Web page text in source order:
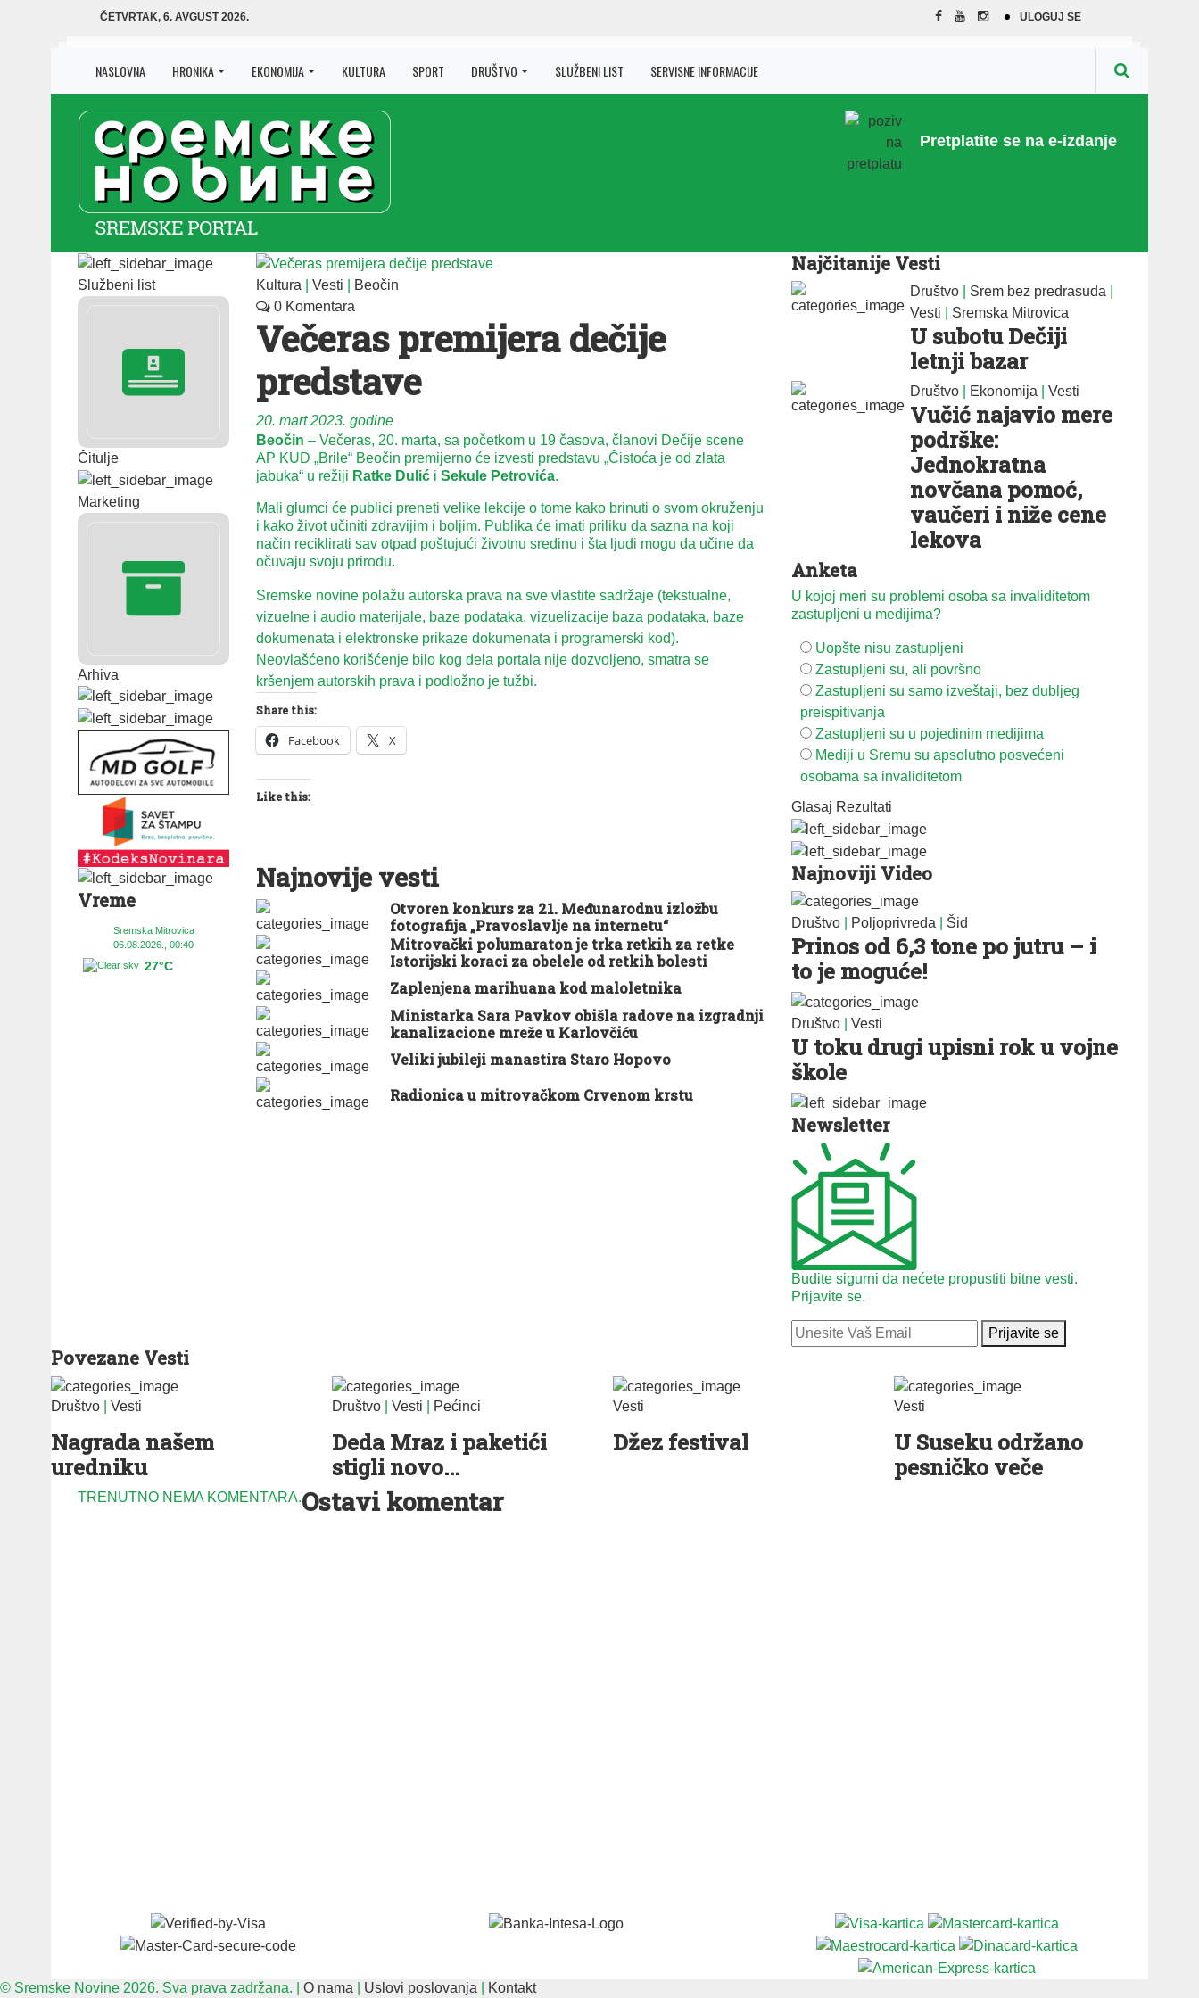
ČETVRTAK, 6. AVGUST 2026. ULOGUJ SE
NASLOVNA HRONIKA EKONOMIJA KULTURA SPORT DRUŠTVO SLUŽBENI LIST SERVISNE INFORMACIJE
Pretplatite se na e-izdanje
Službeni list
Čitulje
Marketing
Arhiva
Vreme
Sremska Mitrovica
06.08.2026., 00:40
27°C
Kultura Vesti
Beočin
0 Komentara
Večeras premijera dečije
predstave
20. mart 2023. godine
Beočin – Večeras, 20. marta, sa početkom u 19 časova, članovi Dečije scene
AP KUD „Brile“ Beočin premijerno će izvesti predstavu „Čistoća je od zlata
jabuka“ u režiji Ratke Dulić i Sekule Petrovića.
Mali glumci će publici preneti velike lekcije o tome kako brinuti o svom okruženju
i kako život učiniti zdravijim i boljim. Publika će imati priliku da sazna na koji
način reciklirati sav otpad poštujući životnu sredinu i šta ljudi mogu da učine da
očuvaju svoju prirodu.
Sremske novine polažu autorska prava na sve vlastite sadržaje (tekstualne,
vizuelne i audio materijale, baze podataka, vizuelizacije baza podataka, baze
dokumenata i elektronske prikaze dokumenata i programerski kod).
Neovlašćeno korišćenje bilo kog dela portala nije dozvoljeno, smatra se
kršenjem autorskih prava i podložno je tužbi.
Share this:
Facebook X
Like this:
Najnovije vesti
Otvoren konkurs za 21. Međunarodnu izložbu
fotografija „Pravoslavlje na internetu“
Mitrovački polumaraton je trka retkih za retke
Istorijski koraci za obelele od retkih bolesti
Zaplenjena marihuana kod maloletnika
Ministarka Sara Pavkov obišla radove na izgradnji
kanalizacione mreže u Karlovčiću
Veliki jubileji manastira Staro Hopovo
Radionica u mitrovačkom Crvenom krstu
Najčitanije Vesti
Društvo Srem bez predrasuda
Vesti
Sremska Mitrovica
U subotu Dečiji
letnji bazar
Društvo Ekonomija |Vesti
Vučić najavio mere
podrške:
Jednokratna
novčana pomoć,
vaučeri i niže cene
lekova
Anketa
U kojoj meri su problemi osoba sa invaliditetom
zastupljeni u medijima?
Uopšte nisu zastupljeni
Zastupljeni su, ali površno
Zastupljeni su samo izveštaji, bez dubljeg
preispitivanja
Zastupljeni su u pojedinim medijima
Mediji u Sremu su apsolutno posvećeni
osobama sa invaliditetom
Glasaj Rezultati
Najnoviji Video
Društvo Poljoprivreda Šid
Prinos od 6,3 tone po jutru – i
to je moguće!
Društvo Vesti
U toku drugi upisni rok u vojne
škole
Newsletter
Budite sigurni da nećete propustiti bitne vesti.
Prijavite se.
Prijavite se
Povezane Vesti
Društvo Vesti
Nagrada našem
uredniku
Društvo Vesti Pećinci
Deda Mraz i paketići
stigli novo...
Vesti
Džez festival
Vesti
U Suseku održano
pesničko veče
TRENUTNO NEMA KOMENTARA.Ostavi komentar
© Sremske Novine 2026. Sva prava zadržana. | O nama Uslovi poslovanja Kontakt